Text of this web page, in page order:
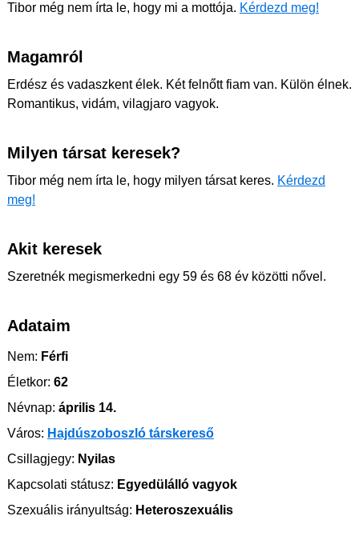
Tibor még nem írta le, hogy mi a mottója. Kérdezd meg!
Magamról
Erdész és vadaszkent élek. Két felnőtt fiam van. Külön élnek.
Romantikus, vidám, vilagjaro vagyok.
Milyen társat keresek?
Tibor még nem írta le, hogy milyen társat keres. Kérdezd
meg!
Akit keresek
Szeretnék megismerkedni egy 59 és 68 év közötti nővel.
Adataim
Nem: Férfi
Életkor: 62
Névnap: április 14.
Város: Hajdúszoboszló társkereső
Csillagjegy: Nyilas
Kapcsolati státusz: Egyedülálló vagyok
Szexuális irányultság: Heteroszexuális